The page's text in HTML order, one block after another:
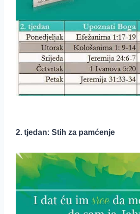
2. tjedan: Stih za pamćenje